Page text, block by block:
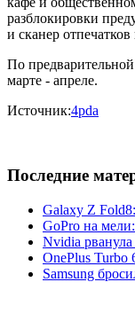
разблокировки
и сканер отпечатков
По
марте - апреле.
Источник:4pda
Последние
Galaxy Z
GoPro на
Nvidia
OnePlus
Samsung